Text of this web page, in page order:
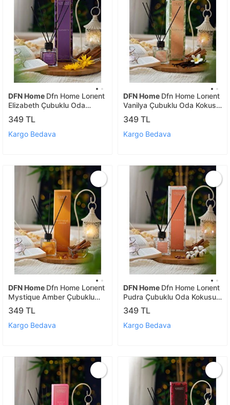
DFN Home Dfn Home Lorıent
Elizabeth Çubuklu Oda
Kokusu 100 Ml Çiçek
349 TL
Kargo Bedava
DFN Home Dfn Home Lorıent
Vanilya Çubuklu Oda Kokusu
100 Ml Vanilya Aromalı
349 TL
Kargo Bedava
DFN Home Dfn Home Lorıent
Mystique Amber Çubuklu
Oda Kokusu 100 Ml Amber
349 TL
Kargo Bedava
DFN Home Dfn Home Lorıent
Pudra Çubuklu Oda Kokusu
100 Ml Pudra
349 TL
Kargo Bedava